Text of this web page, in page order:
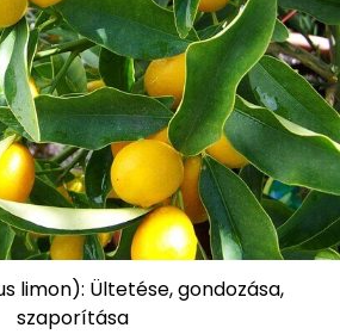
limon): Ültetése, gondozása,
szaporítása